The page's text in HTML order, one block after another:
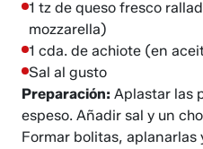
1 tz de queso fresco
mozzarella)
1 cda. de achiote (en
Sal al gusto
Preparación:Aplastar las
espeso. Añadir sal y un
Formar bolitas, aplanarlas